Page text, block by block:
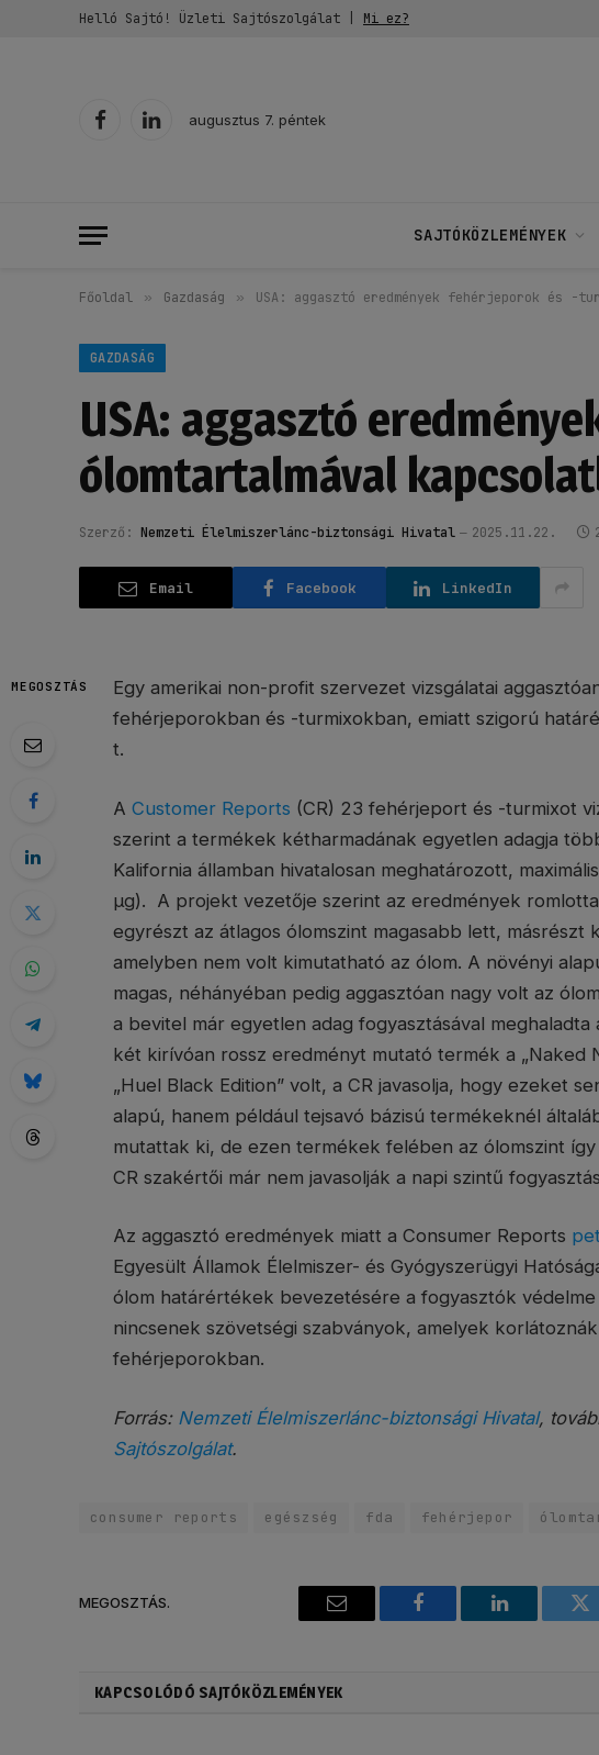
Helló Sajtó! Üzleti Sajtószolgálat | Mi ez?
FacebookLinkedIn
augusztus 7. péntek
SAJTÓKÖZLEMÉNYEK
Főoldal » Gazdaság » USA: aggasztó eredmények fehérjeporok és -
GAZDASÁG
USA: aggasztó
ólomtartalmával
Szerző: Nemzeti Élelmiszerlánc-biztonsági Hivatal 2025.11.22.
Email Facebook LinkedIn
MEGOSZTÁS
Egy amerikai non-profit szervezet vizsgálatai
fehérjeporokban és -turmixokban, emiatt szigorú
t.
A Customer Reports (CR) 23 fehérjeport és -turmixot
szerint a termékek kétharmadának egyetlen adagja
Kalifornia államban hivatalosan meghatározott,
µg). A projekt vezetője szerint az eredmények
egyrészt az átlagos ólomszint magasabb lett, másrészt
amelyben nem volt kimutatható az ólom. A növényi
magas, néhányéban pedig aggasztóan nagy volt az
a bevitel már egyetlen adag fogyasztásával
két kirívóan rossz eredményt mutató termék a „Naked
„Huel Black Edition” volt, a CR javasolja, hogy ezeket
alapú, hanem például tejsavó bázisú termékeknél
mutattak ki, de ezen termékek felében az ólomszint
CR szakértői már nem javasolják a napi szintű
Az aggasztó eredmények miatt a Consumer Reports
Egyesült Államok Élelmiszer- és Gyógyszerügyi
ólom határértékek bevezetésére a fogyasztók
nincsenek szövetségi szabványok, amelyek
fehérjeporokban.
Forrás: Nemzeti Élelmiszerlánc-biztonsági Hivatal,
Sajtószolgálat.
consumer reports egészség fda fehérjepor
MEGOSZTÁS.
Email Facebook LinkedIn
KAPCSOLÓDÓ SAJTÓKÖZLEMÉNYEK